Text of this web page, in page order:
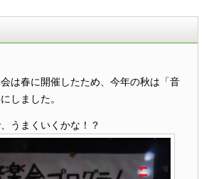
は春に開催したため、今年の秋は「音
しました。
うまくいくかな！？